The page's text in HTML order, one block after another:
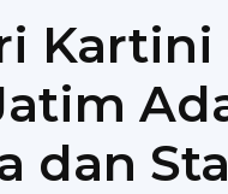
Kartini
dan